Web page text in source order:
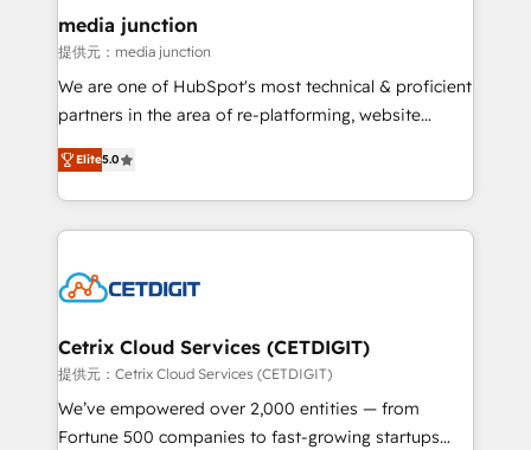
Mexico, USA, and Portugal—we've executed over a
hundred successful operations. Our approach,
rooted in RevOps principles, integrates analysis,
training, planning, and qualification. Leveraging
inbound marketing tactics, we focus on
understanding, nurturing, and converting leads.
competitive market.
media junction
提供元：media junction
We are one of HubSpot's most technical & proficient
partners in the area of re-platforming, website
design & development. We specialize in multi-hub
implementations for mid-market & enterprise
companies. We are woman-owned, powered by
coffee, and we ❤️ dogs. We produce award-winning
Impact Award 🏆2022 Technical Expertise Impact
Award 🏆2020 Elite Solutions Partner 🏆2019
Integrations HubSpot Impact Award 🏆2019
Marketing Enablement HubSpot Impact Award 🏆
2018 Website Design HubSpot Impact Award 🏆2017
Elite5.0
Cetrix Cloud Services (CETDIGIT)
提供元：Cetrix Cloud Services (CETDIGIT)
We’ve empowered over 2,000 entities — from
Fortune 500 companies to fast-growing startups